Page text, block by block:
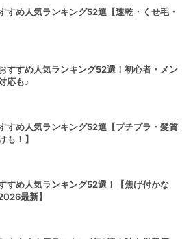
すめ人気ランキング52選【速乾・くせ毛・
すすめ人気ランキング52選！初心者・メン
応も♪
すめ人気ランキング52選【プチプラ・髪質
も！】
すめ人気ランキング52選！【焦げ付かな
最新】